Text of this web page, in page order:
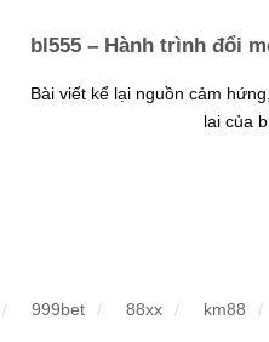
bl555 – Hành trình đổi
Bài viết kể lại nguồn cảm
lai của
999bet 88xx km88